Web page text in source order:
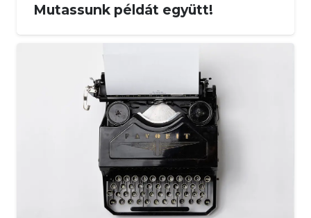
Mutassunk példát együtt!